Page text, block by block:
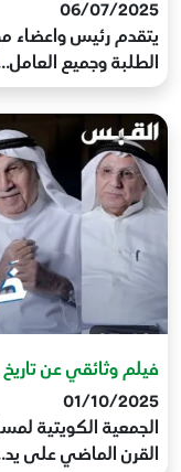
06/07/2025
يتقدم رئيس واعضاء
الطلبة وجميع
فيلم وثائقي عن
01/10/2025
الجمعية الكويتية
القرن الماضي على